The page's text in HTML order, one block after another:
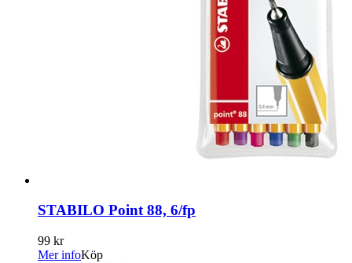
STABILO Point 88, 6/fp
99 kr
Mer infoKöp